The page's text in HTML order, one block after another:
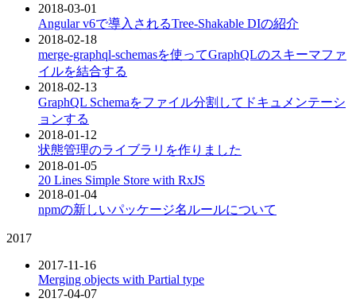
2018-03-01
Angular v6で導入されるTree-Shakable DIの紹介
2018-02-18
merge-graphql-schemasを使ってGraphQLのスキーマファ
イルを結合する
2018-02-13
GraphQL Schemaをファイル分割してドキュメンテーシ
ョンする
2018-01-12
状態管理のライブラリを作りました
2018-01-05
20 Lines Simple Store with RxJS
2018-01-04
npmの新しいパッケージ名ルールについて
2017
2017-11-16
Merging objects with Partial type
2017-04-07